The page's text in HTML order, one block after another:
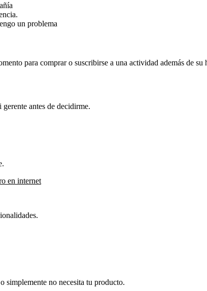
un problema
para comprar o suscribirse a una actividad además de su
antes de decidirme.
en internet
simplemente no necesita tu producto.